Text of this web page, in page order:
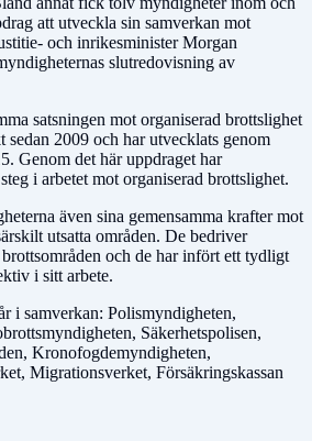
att utveckla sin samverkan mot
och inrikesminister Morgan
slutredovisning av
satsningen mot organiserad brottslighet
sedan 2009 och har utvecklats genom
Genom det här uppdraget har
i arbetet mot organiserad brottslighet.
även sina gemensamma krafter mot
utsatta områden. De bedriver
och de har infört ett tydligt
i sitt arbete.
i samverkan: Polismyndigheten,
Säkerhetspolisen,
Kronofogdemyndigheten,
Migrationsverket, Försäkringskassan